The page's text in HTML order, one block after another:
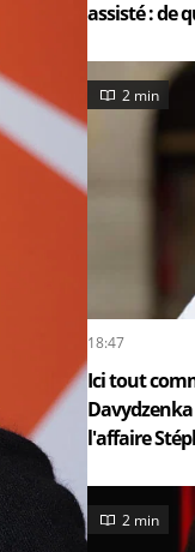
assisté : de
2 min
18:47
Ici tout
l'affaire
2 min